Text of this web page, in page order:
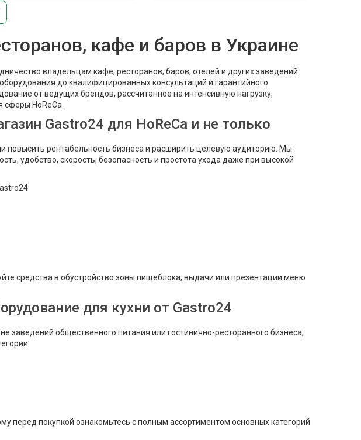
кафе и баров в Украине
владельцам кафе, ресторанов, баров, отелей и других заведений
до квалифицированных консультаций и гарантийного
от ведущих брендов, рассчитанное на интенсивную нагрузку,
HoReCa.
Gastro24 для HoReCa и не только
повысить рентабельность бизнеса и расширить целевую аудиторию. Мы
удобство, скорость, безопасность и простота ухода даже при высокой
средства в обустройство зоны пищеблока, выдачи или презентации меню
для кухни от Gastro24
заведений общественного питания или гостинично-ресторанного бизнеса,
перед покупкой ознакомьтесь с полным ассортиментом основных категорий